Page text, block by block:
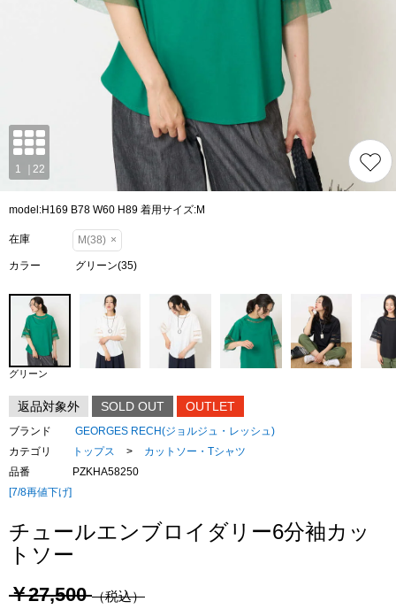
model:H169 B78 W60 H89 着用サイズ:M
在庫 M(38) ×
カラー グリーン(35)
グリーン
返品対象外 SOLD OUT OUTLET
ブランド
GEORGES RECH(ジョルジュ・レッシュ)
カテゴリ
トップス >
カットソー・Tシャツ
品番
PZKHA58250
[7/8再値下げ]
チュールエンブロイダリー6分袖カッ
トソー
￥27,500（税込）